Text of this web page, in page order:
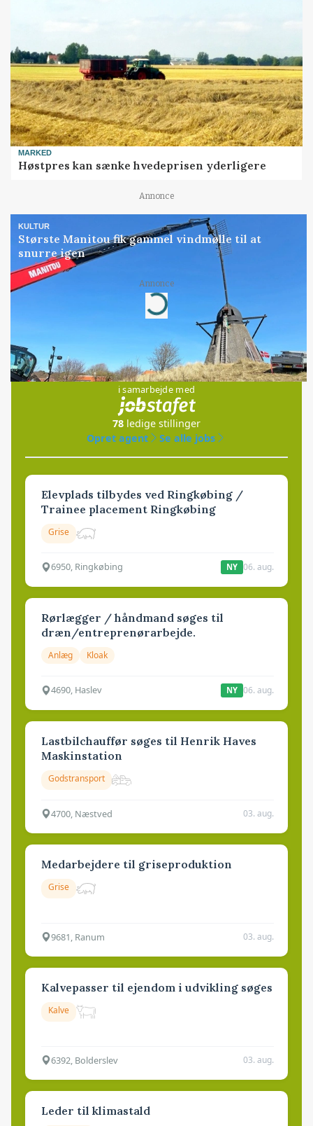
MARKED
Høstpres kan sænke hvedeprisen yderligere
Annonce
KULTUR
Største Manitou fik gammel vindmølle til at
snurre igen
Annonce
Loading...
Jobs
i samarbejde med
78 ledige stillinger
Opret agent
Se alle jobs
Elevplads tilbydes ved Ringkøbing /
Trainee placement Ringkøbing
Grise
6950, Ringkøbing NY 06. aug.
Rørlægger / håndmand søges til
dræn/entreprenørarbejde.
Anlæg Kloak
4690, Haslev NY 06. aug.
Lastbilchauffør søges til Henrik Haves
Maskinstation
Godstransport
4700, Næstved 03. aug.
Medarbejdere til griseproduktion
Grise
9681, Ranum 03. aug.
Kalvepasser til ejendom i udvikling søges
Kalve
6392, Bolderslev 03. aug.
Leder til klimastald